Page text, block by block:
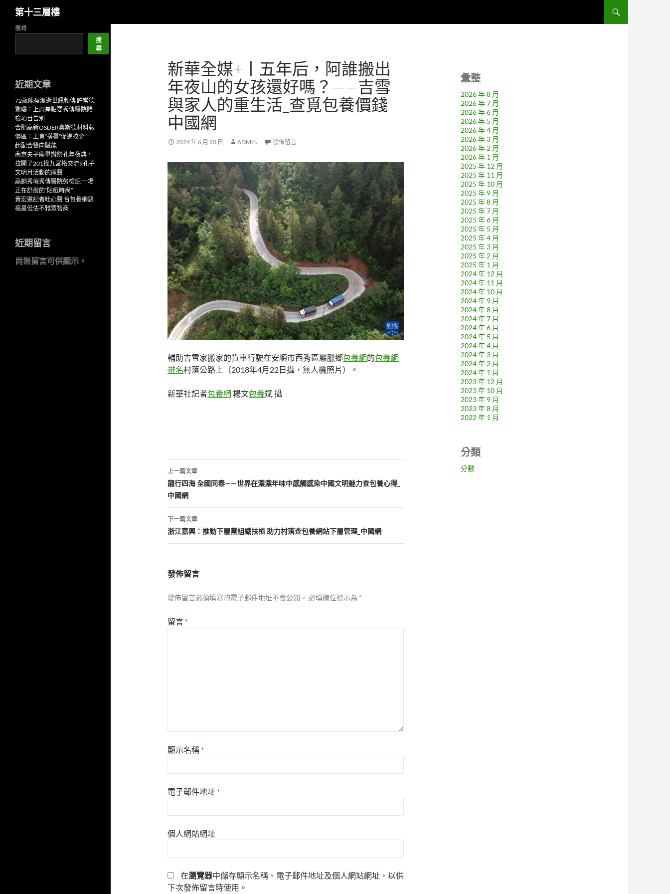
第十三層樓
新華全媒+丨五年后，阿誰搬出
年夜山的女孩還好嗎？——吉雪
與家人的重生活_查覓包養價錢
中國網
2024 年 6 月 20 日 ADMIN 發佈留言
輔助吉雪家搬家的貨車行駛在安順市西秀區巖臘鄉包養網的包養網
排名村落公路上（2018年4月22日攝，無人機照片）。
新華社記者包養網 楊文包養斌 攝
文
章
導
覽
上一篇文章
龍行四海 全國同春——世界在濃濃年味中感觸感染中國文明魅力查包養心得_
中國網
下一篇文章
浙江嘉興：推動下層黨組織扶植 助力村落查包養網站下層管理_中國網
發佈留言
發佈留言必須填寫的電子郵件地址不會公開。 必填欄位標示為 *
留言 *
顯示名稱 *
電子郵件地址 *
個人網站網址
在瀏覽器中儲存顯示名稱、電子郵件地址及個人網站網址，以供
下次發佈留言時使用。
彙整
2026 年 8 月
2026 年 7 月
2026 年 6 月
2026 年 5 月
2026 年 4 月
2026 年 3 月
2026 年 2 月
2026 年 1 月
2025 年 12 月
2025 年 11 月
2025 年 10 月
2025 年 9 月
2025 年 8 月
2025 年 7 月
2025 年 6 月
2025 年 5 月
2025 年 4 月
2025 年 3 月
2025 年 2 月
2025 年 1 月
2024 年 12 月
2024 年 11 月
2024 年 10 月
2024 年 9 月
2024 年 8 月
2024 年 7 月
2024 年 6 月
2024 年 5 月
2024 年 4 月
2024 年 3 月
2024 年 2 月
2024 年 1 月
2023 年 12 月
2023 年 10 月
2023 年 9 月
2023 年 8 月
2022 年 1 月
分類
分數
搜尋
搜
尋
近期文章
72歲陳盈潔逝世訊頻傳 許常德
驚曝：上周差點要秀傳醫院體
檢項目告別
合肥高新OSDER奧斯德材料報
價區：工會“搭臺”促進校企一
起配合雙向賦能
南京夫子廟舉辦祭孔年夜典，
拉開了201找九宮格交流9孔子
文明月活動的尾聲
高調秀瑕秀傳醫院勞檢疵 一場
正在舒展的“貼紙時尚”
黃宏邀記者吐心聲 台包養網惡
搞是低估不雅眾智商
近期留言
尚無留言可供顯示。